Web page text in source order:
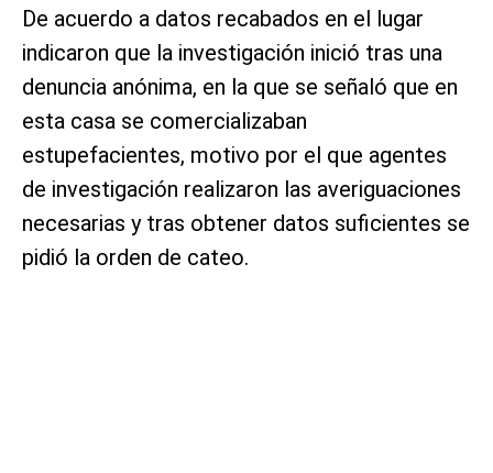
De acuerdo a datos recabados en el lugar
indicaron que la investigación inició tras una
denuncia anónima, en la que se señaló que en
esta casa se comercializaban
estupefacientes, motivo por el que agentes
de investigación realizaron las averiguaciones
necesarias y tras obtener datos suficientes se
pidió la orden de cateo.